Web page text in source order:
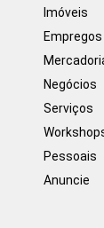
Imóveis
Empregos
Negócios
Serviços
Pessoais
Anuncie